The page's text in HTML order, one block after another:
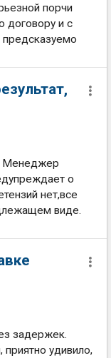
порчи
договору и с
предсказуемо
Менеджер
о
нет,все
виде.
задержек.
удивило,